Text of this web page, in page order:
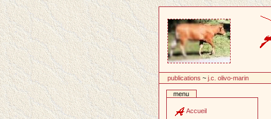
contenu
publications ~j.c. olivo-marin
menu
Accueil